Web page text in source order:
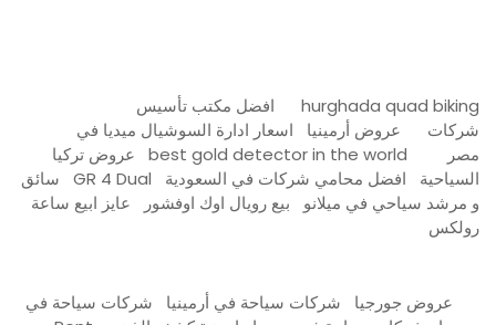
hurghada quad biking
افضل مكتب تأسيس
شركات
عروض أرمينيا
اسعار ادارة السوشيال ميديا في
مصر
best gold detector in the world
عروض تركيا
السياحية
افضل محامي شركات في السعودية GR 4 Dual
سائق
و مرشد سياحي في ميلانو
بيع رويال اوك اوفشور
عايز ابيع ساعة
رولكس
عروض جورجيا شركات سياحة في أرمينيا
شركات سياحة في